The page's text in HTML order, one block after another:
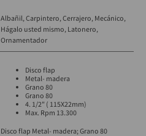
Albañil Carpintero Cerrajero Mecánico
Hágalo usted mismo Latonero
Ornamentador
Disco flap
Metal- madera
Grano 80
Grano 80
4. 1/2" ( 115X22mm)
Max. Rpm 13.300
Disco flap Metal- madera; Grano 80